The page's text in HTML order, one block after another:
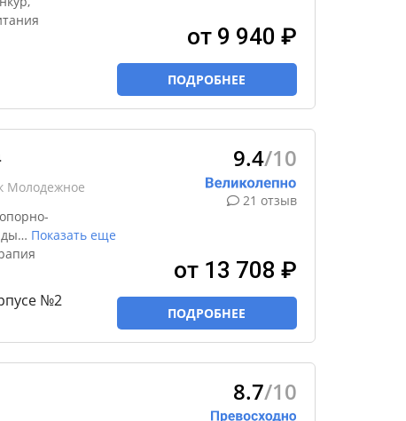
от 9 940 ₽
ПОДРОБНЕЕ
Молодежное
… Показать еще
№2
9.4/10
21 отзыв
от 13 708 ₽
ПОДРОБНЕЕ
8.7/10